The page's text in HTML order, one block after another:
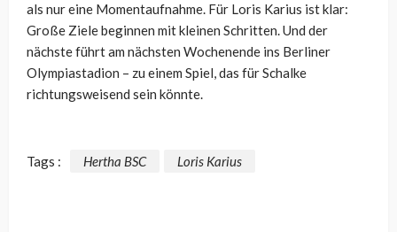
als nur eine Momentaufnahme. Für Loris Karius ist klar:
Große Ziele beginnen mit kleinen Schritten. Und der
nächste führt am nächsten Wochenende ins Berliner
Olympiastadion – zu einem Spiel, das für Schalke
richtungsweisend sein könnte.
Tags : Hertha BSC Loris Karius